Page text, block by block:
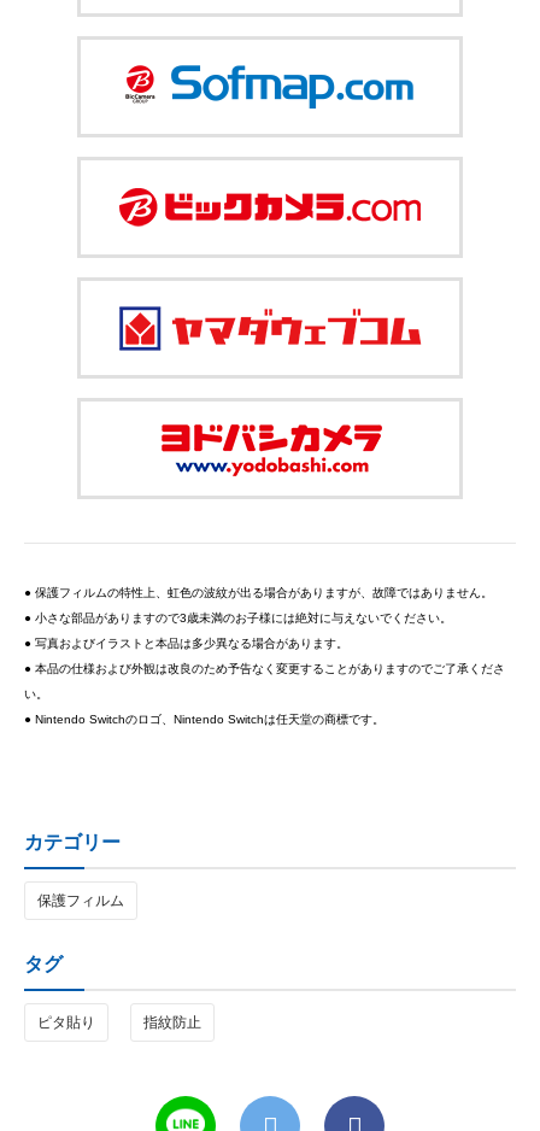
● 保護フィルムの特性上、虹色の波紋が出る場合がありますが、故障ではありません。
● 小さな部品がありますので3歳未満のお子様には絶対に与えないでください。
● 写真およびイラストと本品は多少異なる場合があります。
● 本品の仕様および外観は改良のため予告なく変更することがありますのでご了承くださ
い。
● Nintendo Switchのロゴ、Nintendo Switchは任天堂の商標です。
カテゴリー
保護フィルム
タグ
ピタ貼り 指紋防止